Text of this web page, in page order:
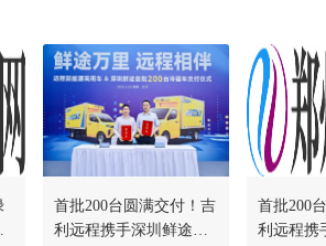
首批200台圆满交付！吉
利远程携手深圳鲜途落
首批200
利远程携